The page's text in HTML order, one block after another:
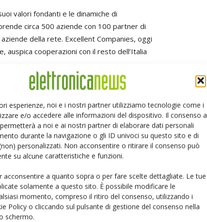
esperienze, noi e i nostri partner utilizziamo tecnologie come i
e/o accedere alle informazioni del dispositivo. Il consenso a
a noi e ai nostri partner di elaborare dati personali
durante la navigazione o gli ID univoci su questo sito e di
personalizzati. Non acconsentire o ritirare il consenso può
su alcune caratteristiche e funzioni.
acconsentire a quanto sopra o per fare scelte dettagliate. Le tue
solamente a questo sito. È possibile modificare le
momento, compreso il ritiro del consenso, utilizzando i
Policy o cliccando sul pulsante di gestione del consenso nella
schermo.
valori fondanti e le dinamiche di
circa 500 aziende con 100 partner di
della rete. Excellent Companies, oggi
cooperazioni con il resto dell’Italia
per le aziende manifatturiere volte
la vitalità di un tessuto produttivo di cui
dell’economia nazionale. Ma si
complessa la loro gestione, soprattutto in
dedicata a dipanare, almeno in parte, i
così complesse come quelle della